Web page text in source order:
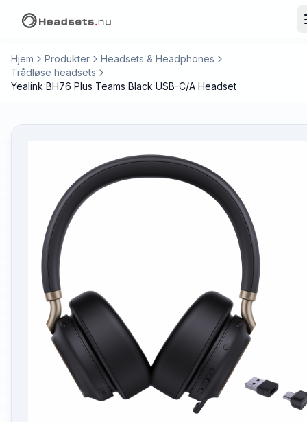
Hjem Produkter
Headsets & Headphones
Trådløse headsets
Yealink BH76 Plus Teams Black USB-C/A Headset